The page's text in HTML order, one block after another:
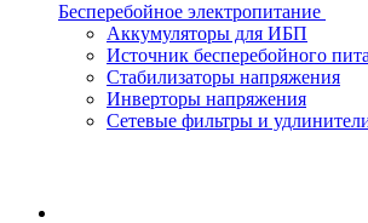
Бесперебойное электропитание
Аккумуляторы для ИБП
Источник бесперебойного
Стабилизаторы напряжения
Инверторы напряжения
Сетевые фильтры и